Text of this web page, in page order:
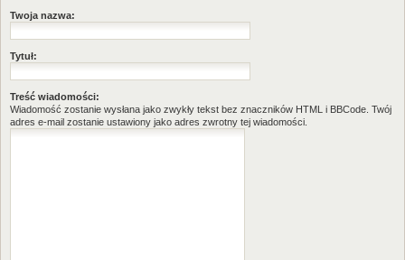
Twoja nazwa:
Tytuł:
Treść wiadomości:
Wiadomość zostanie wysłana jako zwykły tekst bez znaczników HTML i BBCode. Twój
adres e-mail zostanie ustawiony jako adres zwrotny tej wiadomości.